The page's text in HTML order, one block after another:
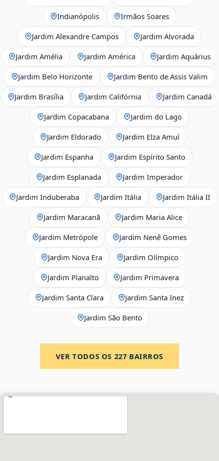
Indianópolis Irmãos Soares
Jardim Alexandre Campos Jardim Alvorada
Jardim Amélia Jardim América Jardim Aquárius
Jardim Belo Horizonte Jardim Bento de Assis Valim
Jardim Brasília Jardim Califórnia Jardim Canadá
Jardim Copacabana Jardim do Lago
Jardim Eldorado Jardim Elza Amuí
Jardim Espanha Jardim Espírito Santo
Jardim Esplanada Jardim Imperador
Jardim Induberaba Jardim Itália Jardim Itália II
Jardim Maracanã Jardim Maria Alice
Jardim Metrópole Jardim Nenê Gomes
Jardim Nova Era Jardim Olímpico
Jardim Planalto Jardim Primavera
Jardim Santa Clara Jardim Santa Inez
Jardim São Bento
VER TODOS OS 227 BAIRROS